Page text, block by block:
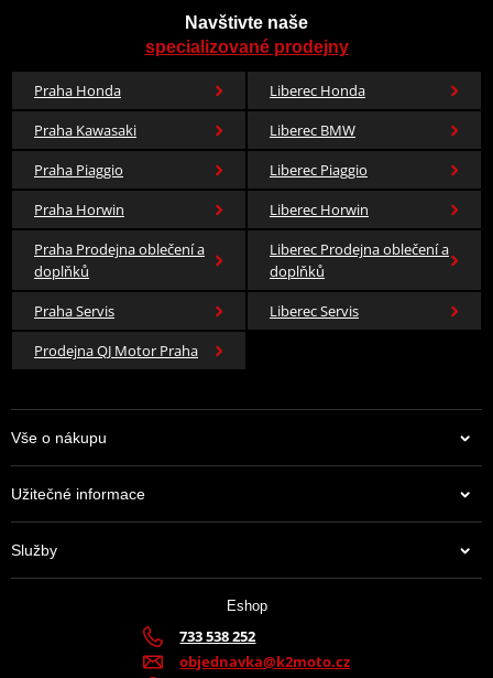
Navštivte naše
specializované prodejny
Praha Honda
Liberec Honda
Praha Kawasaki
Liberec BMW
Praha Piaggio
Liberec Piaggio
Praha Horwin
Liberec Horwin
Praha Prodejna oblečení a
doplňků
Liberec Prodejna oblečení a
doplňků
Praha Servis
Liberec Servis
Prodejna QJ Motor Praha
Vše o nákupu
Užitečné informace
Služby
Eshop
733 538 252
objednavka@k2moto.cz